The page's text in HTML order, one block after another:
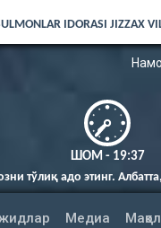
IDORASI JIZZAX
ШОМ - 19:37
Албатта, намоз
Медиа